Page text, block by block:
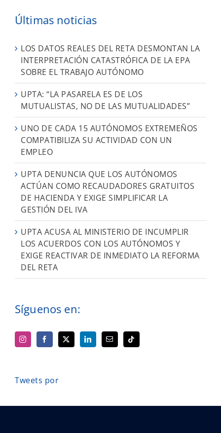
Últimas noticias
LOS DATOS REALES DEL RETA DESMONTAN LA
INTERPRETACIÓN CATASTRÓFICA DE LA EPA
SOBRE EL TRABAJO AUTÓNOMO
UPTA: “LA PASARELA ES DE LOS
MUTUALISTAS, NO DE LAS MUTUALIDADES”
UNO DE CADA 15 AUTÓNOMOS EXTREMEÑOS
COMPATIBILIZA SU ACTIVIDAD CON UN
EMPLEO
UPTA DENUNCIA QUE LOS AUTÓNOMOS
ACTÚAN COMO RECAUDADORES GRATUITOS
DE HACIENDA Y EXIGE SIMPLIFICAR LA
GESTIÓN DEL IVA
UPTA ACUSA AL MINISTERIO DE INCUMPLIR
LOS ACUERDOS CON LOS AUTÓNOMOS Y
EXIGE REACTIVAR DE INMEDIATO LA REFORMA
DEL RETA
Síguenos en:
Tweets por